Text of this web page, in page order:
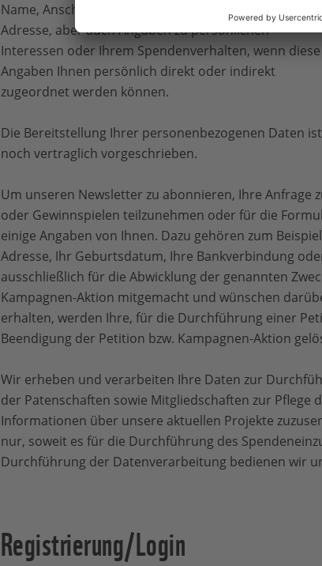
Name, Anschrift, Telefon- oder Faxnummer, E-Mail-
Adresse, aber auch Angaben zu persönlichen
Interessen oder Ihrem Spendenverhalten, wenn diese
Angaben Ihnen persönlich direkt oder indirekt
zugeordnet werden können.
Die Bereitstellung Ihrer personenbezogenen Daten
noch vertraglich vorgeschrieben.
Um unseren Newsletter zu abonnieren, Ihre
oder Gewinnspielen teilzunehmen oder für die
einige Angaben von Ihnen. Dazu gehören zum
Adresse, Ihr Geburtsdatum, Ihre Bankverbindung
ausschließlich für die Abwicklung der genannten
Kampagnen-Aktion mitgemacht und wünschen
erhalten, werden Ihre, für die Durchführung einer
Beendigung der Petition bzw. Kampagnen-Aktion
Wir erheben und verarbeiten Ihre Daten zur
der Patenschaften sowie Mitgliedschaften zur
Informationen über unsere aktuellen Projekte
nur, soweit es für die Durchführung des
Durchführung der Datenverarbeitung bedienen wir
Registrierung/Login